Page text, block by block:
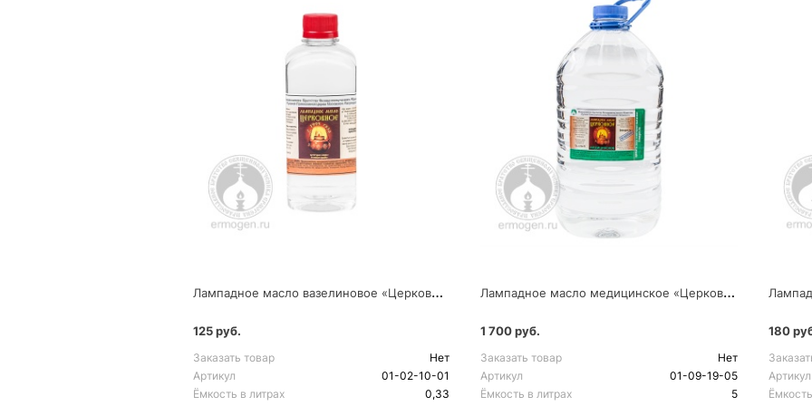
Л
ампадное масло вазелиновое «Церковное» 0,33 л [вязкость 30]
125 руб.
Заказать товар
Нет
Артикул
01-02-10-01
Ёмкость в литрах
0,33
Л
ампадное масло медицинское «Церковное» 5 л [вязкость 40]
1 700 руб.
Заказать товар
Нет
Артикул
01-09-19-05
Ёмкость в литрах
5
180
Артикул